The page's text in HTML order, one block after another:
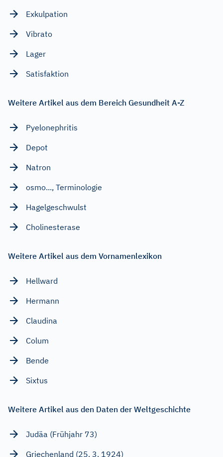
Exkulpation
Vibrato
Lager
Satisfaktion
Weitere Artikel aus dem Bereich Gesundheit A-Z
Pyelonephritis
Depot
Natron
osmo..., Terminologie
Hagelgeschwulst
Cholinesterase
Weitere Artikel aus dem Vornamenlexikon
Hellward
Hermann
Claudina
Colum
Bende
Sixtus
Weitere Artikel aus den Daten der Weltgeschichte
Judäa (Frühjahr 73)
Griechenland (25. 3. 1924)